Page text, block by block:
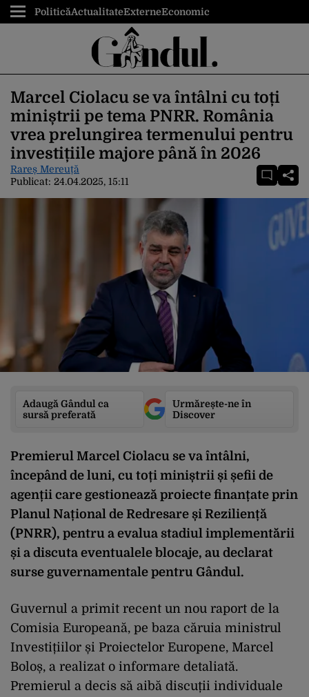
PoliticăActualitateExterneEconomic
Marcel Ciolacu se va întâlni cu toți
miniștrii pe tema PNRR. România
vrea prelungirea termenului pentru
investițiile majore până în 2026
Rareș Mereuță
Publicat: 24.04.2025, 15:11
Adaugă Gândul ca
sursă preferată
Urmărește-ne în
Discover
Premierul Marcel Ciolacu se va întâlni,
începând de luni, cu toți miniștrii și șefii de
agenții care gestionează proiecte finanțate prin
Planul Național de Redresare și Reziliență
(PNRR), pentru a evalua stadiul implementării
și a discuta eventualele blocaje, au declarat
surse guvernamentale pentru Gândul.
Guvernul a primit recent un nou raport de la
Comisia Europeană, pe baza căruia ministrul
Investițiilor și Proiectelor Europene, Marcel
Boloș, a realizat o informare detaliată.
Premierul a decis să aibă discuții individuale